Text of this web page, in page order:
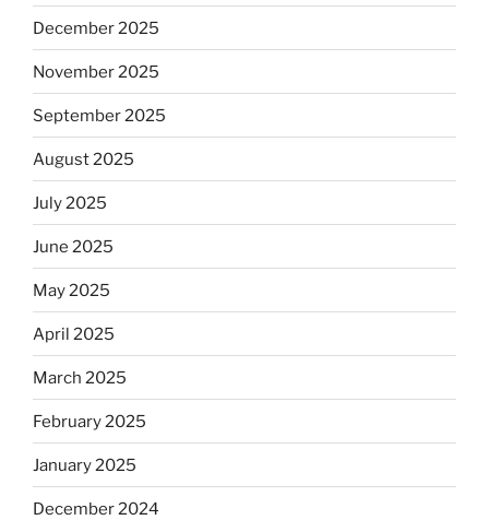
December 2025
November 2025
September 2025
August 2025
July 2025
June 2025
May 2025
April 2025
March 2025
February 2025
January 2025
December 2024